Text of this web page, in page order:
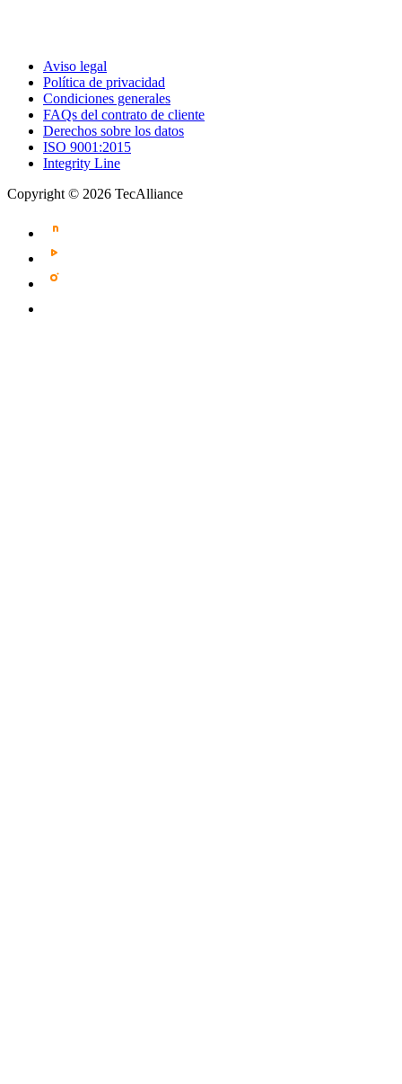
Aviso legal
Política de privacidad
Condiciones generales
FAQs del contrato de cliente
Derechos sobre los datos
ISO 9001:2015
Integrity Line
Copyright © 2026 TecAlliance